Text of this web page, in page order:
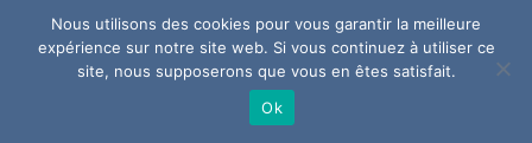
ou d’une discipline
D’une information sur un sujet spécifique
Nous utilisons des cookies pour vous garantir la meilleure
expérience sur notre site web. Si vous continuez à utiliser ce
site, nous supposerons que vous en êtes satisfait.
Ok